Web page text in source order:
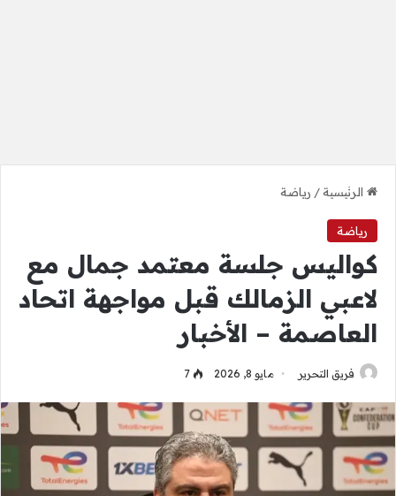
الرئيسية/ رياضة
رياضة
كواليس جلسة معتمد جمال مع
لاعبي الزمالك قبل مواجهة اتحاد
العاصمة – الأخبار
فريق التحرير مايو 8, 2026 7